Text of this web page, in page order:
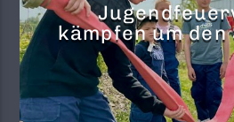
kämpfen um